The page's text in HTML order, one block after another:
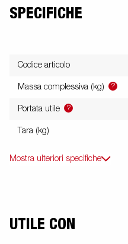
SPECIFICHE
Codice articolo
Massa complessiva (kg) ?
Portata utile ?
Tara (kg)
Mostra ulteriori specifiche
UTILE CON